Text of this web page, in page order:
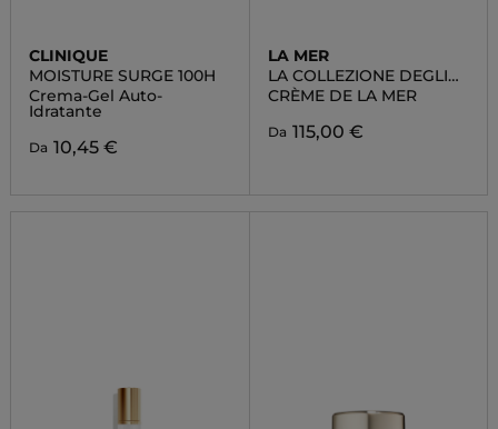
CLINIQUE
MOISTURE SURGE 100H
Crema-Gel Auto-
Idratante
Da 10,45 €
LA MER
LA COLLEZIONE DEGLI
IDRATANTI
CRÈME DE LA MER
Da 115,00 €